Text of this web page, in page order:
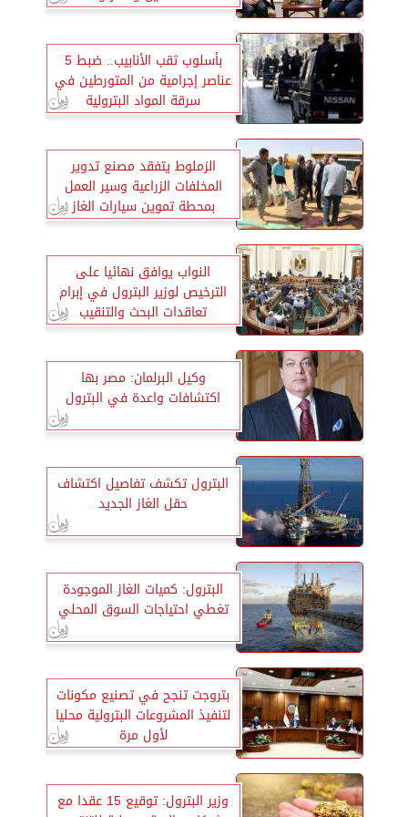
الخضراء
بأسلوب ثقب الأنابيب.. ضبط 5
عناصر إجرامية من المتورطين في
سرقة المواد البترولية
الزملوط يتفقد مصنع تدوير
المخلفات الزراعية وسير العمل
بمحطة تموين سيارات الغاز
الطبيعي بالخارجة
النواب يوافق نهائيا على
الترخيص لوزير البترول في إبرام
تعاقدات البحث والتنقيب
وكيل البرلمان: مصر بها
اكتشافات واعدة في البترول
البترول تكشف تفاصيل اكتشاف
حقل الغاز الجديد
البترول: كميات الغاز الموجودة
تغطي احتياجات السوق المحلي
بتروجت تنجح في تصنيع مكونات
لتنفيذ المشروعات البترولية محليا
لأول مرة
وزير البترول: توقيع 15 عقدا مع